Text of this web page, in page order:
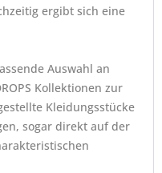
ergibt sich eine
Auswahl an
Kollektionen zur
Kleidungsstücke
sogar direkt auf der